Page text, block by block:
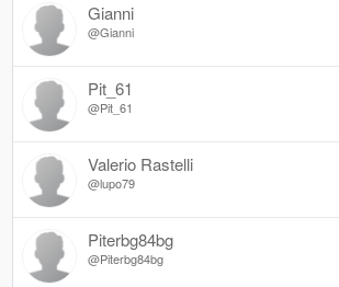
Gianni
@Gianni
Pit_61
@Pit_61
Valerio Rastelli
@lupo79
Piterbg84bg
@Piterbg84bg